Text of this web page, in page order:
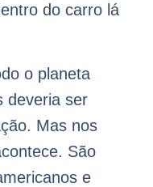
do carro lá
o planeta
deveria ser
Mas nos
São
e